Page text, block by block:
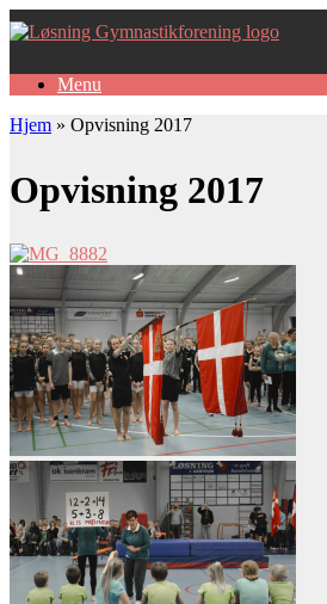
Gå
til
Menu
Hjem » Opvisning 2017
Opvisning 2017